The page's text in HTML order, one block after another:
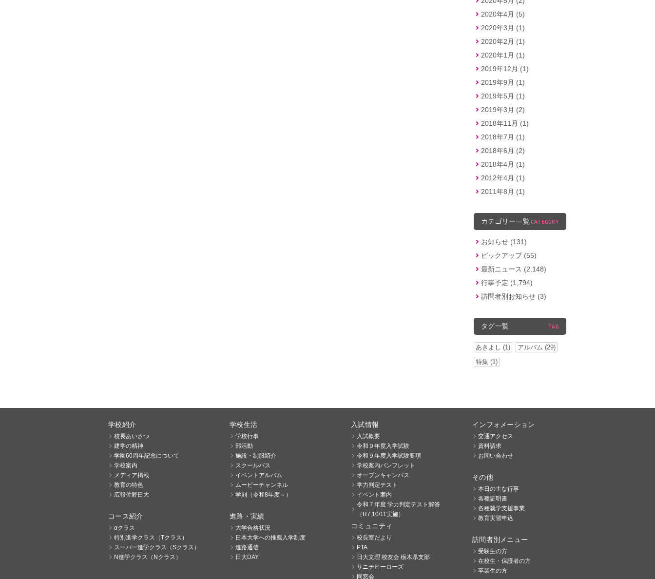
2020年4月 (5)
2020年3月 (1)
2020年2月 (1)
2020年1月 (1)
2019年12月 (1)
2019年9月 (1)
2019年5月 (1)
2019年3月 (2)
2018年11月 (1)
2018年7月 (1)
2018年6月 (2)
2018年4月 (1)
2012年4月 (1)
2011年8月 (1)
カテゴリー一覧 CATEGORY
お知らせ (131)
ピックアップ (55)
最新ニュース (2,148)
行事予定 (1,794)
訪問者別お知らせ (3)
タグ一覧 TAG
あきよし (1)
アルバム (29)
特集 (1)
学校紹介
校長あいさつ
建学の精神
学園60周年記念について
学校案内
メディア掲載
教育の特色
広報佐野日大
コース紹介
αクラス
特別進学クラス（Tクラス）
スーパー進学クラス（Sクラス）
N進学クラス（Nクラス）
学校生活
学校行事
部活動
施設・制服紹介
スクールバス
イベントアルバム
ムービーチャンネル
学則（令和8年度～）
進路・実績
大学合格状況
日本大学への推薦入学制度
進路通信
日大DAY
入試情報
入試概要
令和９年度入学試験
令和９年度入学試験要項
学校案内パンフレット
オープンキャンパス
学力判定テスト
イベント案内
令和７年度 学力判定テスト解答
（R7,10/11実施）
コミュニティ
校長室だより
PTA
日大文理 校友会 栃木県支部
サニチヒーローズ
同窓会
インフォメーション
交通アクセス
資料請求
お問い合わせ
その他
本日の主な行事
各種証明書
各種就学支援事業
教育実習申込
訪問者別メニュー
受験生の方
在校生・保護者の方
卒業生の方